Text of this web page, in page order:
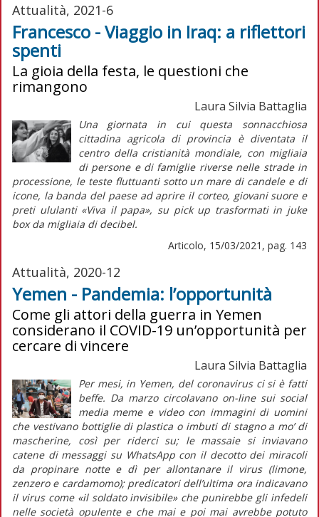
Attualità, 2021-6
Francesco - Viaggio in Iraq: a riflettori
spenti
La gioia della festa, le questioni che
rimangono
Laura Silvia Battaglia
Una giornata in cui questa sonnacchiosa
cittadina agricola di provincia è diventata il
centro della cristianità mondiale, con migliaia
di persone e di famiglie riverse nelle strade in
processione, le teste fluttuanti sotto un mare di candele e di
icone, la banda del paese ad aprire il corteo, giovani suore e
preti ululanti «Viva il papa», su pick up trasformati in juke
boxda migliaia di decibel.
Articolo, 15/03/2021, pag. 143
Attualità, 2020-12
Yemen - Pandemia: l’opportunità
Come gli attori della guerra in Yemen
considerano il COVID-19 un’opportunità per
cercare di vincere
Laura Silvia Battaglia
Per mesi, in Yemen, del coronavirus ci si è fatti
beffe. Da marzo circolavano on-linesui social
media memee video con immagini di uomini
che vestivano bottiglie di plastica o imbuti di stagno a mo’ di
mascherine, così per riderci su; le massaie si inviavano
catene di messaggi su WhatsApp con il decotto dei miracoli
da propinare notte e dì per allontanare il virus (limone,
zenzero e cardamomo); predicatori dell’ultima ora indicavano
il virus come «il soldato invisibile» che punirebbe gli infedeli
nelle società opulente e che mai e poi mai avrebbe potuto